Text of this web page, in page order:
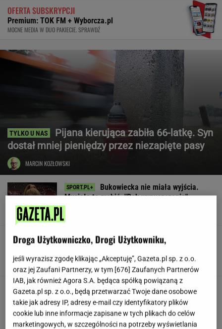
OFERTA SUBSKRYPCJI
Premium: TOK FM + Wyborcza.pl
MOCNE MEDIA W DUO PAKIECIE. SPRAWDŹ
Pijana kierująca zabiła 66-latkę. Syn
dostał mniej pieniędzy przez niezapięte pasy
MARCIN KOZŁOWSKI
Bukowiecka nie miała wyjścia.
Musiała to zrobić. "Rok wypuszczenia"
Legia zaskoczona! Jest gol dla
Siedem lat gehenny. "Spłacamy
kredyty za mieszkania, w których mieszkają
ludzie dewelopera"
SUBSKRYPCJA
Droga Użytkowniczko, Drogi Użytkowniku,
jeśli wyrazisz zgodę klikając „Akceptuję”, Gazeta.pl sp. z o.o.
oraz jej Zaufani Partnerzy, w tym [676] Zaufanych Partnerów
IAB, jak również Agora S.A. będąca spółką powiązaną z
Gazeta.pl sp. z o.o., będą przetwarzać Twoje dane osobowe
takie jak adresy IP, adresy e-mail czy identyfikatory plików
cookie lub inne informacje zapisane w tych plikach do celów
marketingowych, w szczególności na potrzeby wyświetlania